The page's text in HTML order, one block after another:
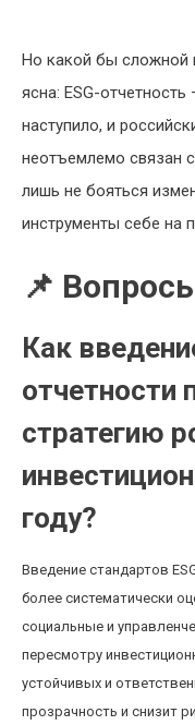
Но какой бы сложной
ясна: ESG-
наступило, и
неотъемлемо связан
лишь не бояться
инструменты себе на
📌
Как
отчетности
стратегию
году?
Введение стандартов
более систематически
социальные и
пересмотру
устойчивых и
прозрачность и снизит